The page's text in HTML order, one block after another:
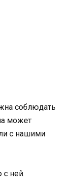
соблюдать
может
с нашими
с ней.